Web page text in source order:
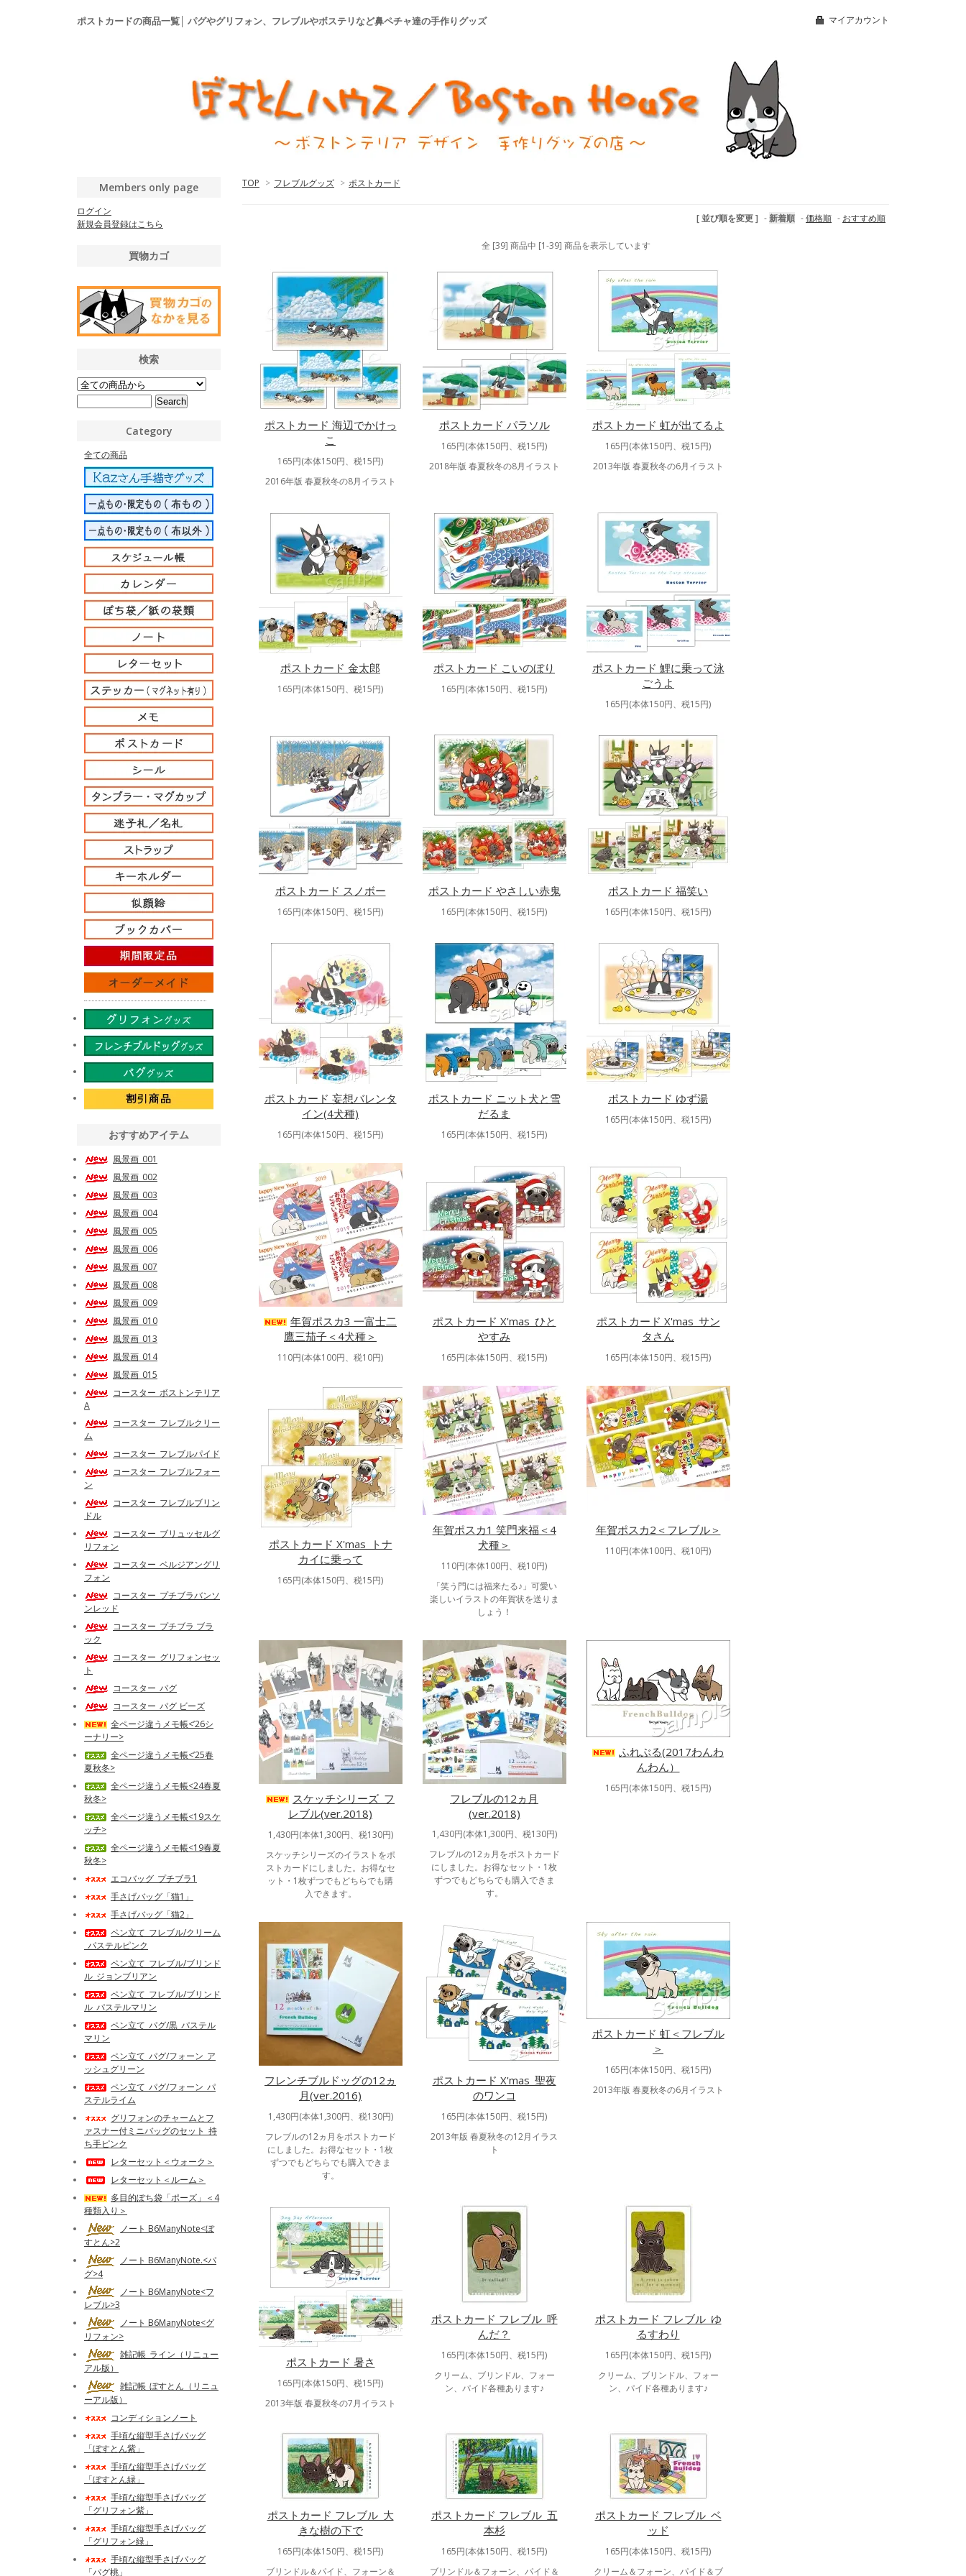
マイアカウント
ポストカードの商品一覧│ パグやグリフォン、フレブルやボステリなど鼻ペチャ達の手作りグッズ
TOP > フレブルグッズ > ポストカード
[ 並び順を変更 ] -新着順 -価格順 - おすすめ順
全 [39] 商品中 [1-39] 商品を表示しています
ポストカード 海辺でかけっ
こ
165円(本体150円、税15円)
2016年版 春夏秋冬の8月イラスト
ポストカード パラソル
165円(本体150円、税15円)
2018年版 春夏秋冬の8月イラスト
ポストカード 虹が出てるよ
165円(本体150円、税15円)
2013年版 春夏秋冬の6月イラスト
ポストカード 金太郎
165円(本体150円、税15円)
ポストカード こいのぼり
165円(本体150円、税15円)
ポストカード 鯉に乗って泳
ごうよ
165円(本体150円、税15円)
ポストカード スノボー
165円(本体150円、税15円)
ポストカード やさしい赤鬼
165円(本体150円、税15円)
ポストカード 福笑い
165円(本体150円、税15円)
ポストカード 妄想バレンタ
イン(4犬種)
165円(本体150円、税15円)
ポストカード ニット犬と雪
だるま
165円(本体150円、税15円)
ポストカード ゆず湯
165円(本体150円、税15円)
年賀ポスカ3 一富士二
鷹三茄子＜4犬種＞
110円(本体100円、税10円)
ポストカード X'mas_ひと
やすみ
165円(本体150円、税15円)
ポストカード X'mas_サン
タさん
165円(本体150円、税15円)
ポストカード X'mas_トナ
カイに乗って
165円(本体150円、税15円)
年賀ポスカ1 笑門来福＜4
犬種＞
110円(本体100円、税10円)
「笑う門には福来たる♪」可愛い
楽しいイラストの年賀状を送りま
しょう！
年賀ポスカ2＜フレブル＞
110円(本体100円、税10円)
スケッチシリーズ_フ
レブル(ver.2018)
1,430円(本体1,300円、税130円)
スケッチシリーズのイラストをポ
ストカードにしました。お得なセ
ット・1枚ずつでもどちらでも購
入できます。
フレブルの12ヵ月
(ver.2018)
1,430円(本体1,300円、税130円)
フレブルの12ヵ月をポストカード
にしました。お得なセット・1枚
ずつでもどちらでも購入できま
す。
ふれぶる(2017わんわ
んわん）
165円(本体150円、税15円)
フレンチブルドッグの12ヵ
月(ver.2016)
1,430円(本体1,300円、税130円)
フレブルの12ヵ月をポストカード
にしました。お得なセット・1枚
ずつでもどちらでも購入できま
す。
ポストカード X'mas_聖夜
のワンコ
165円(本体150円、税15円)
2013年版 春夏秋冬の12月イラス
ト
ポストカード 虹＜フレブル
＞
165円(本体150円、税15円)
2013年版 春夏秋冬の6月イラスト
ポストカード 暑さ
165円(本体150円、税15円)
2013年版 春夏秋冬の7月イラスト
ポストカード フレブル_呼
んだ？
165円(本体150円、税15円)
クリーム、ブリンドル、フォー
ン、パイド各種あります♪
ポストカード フレブル_ゆ
るすわり
165円(本体150円、税15円)
クリーム、ブリンドル、フォー
ン、パイド各種あります♪
ポストカード フレブル_大
きな樹の下で
165円(本体150円、税15円)
ブリンドル＆パイド、フォーン＆
ポストカード フレブル_五
本杉
165円(本体150円、税15円)
ブリンドル＆フォーン、パイド＆
ポストカード フレブル_ベ
ッド
165円(本体150円、税15円)
クリーム＆フォーン、パイド＆ブ
Members only page
ログイン
新規会員登録はこちら
買物カゴ
検索
Category
全ての商品
おすすめアイテム
風景画_001
風景画_002
風景画_003
風景画_004
風景画_005
風景画_006
風景画_007
風景画_008
風景画_009
風景画_010
風景画_013
風景画_014
風景画_015
コースター_ボストンテリア
A
コースター_フレブルクリー
ム
コースター_フレブルパイド
コースター_フレブルフォー
ン
コースター_フレブルブリン
ドル
コースター_ブリュッセルグ
リフォン
コースター_ベルジアングリ
フォン
コースター_プチブラバンソ
ンレッド
コースター_プチブラ ブラ
ック
コースター_グリフォンセッ
ト
コースター_パグ
コースター_パグ ビーズ
全ページ違うメモ帳<’26シ
ーナリー>
全ページ違うメモ帳<’25春
夏秋冬>
全ページ違うメモ帳<24春夏
秋冬>
全ページ違うメモ帳<19スケ
ッチ>
全ページ違うメモ帳<19春夏
秋冬>
エコバッグ_プチブラ1
手さげバッグ「猫1」
手さげバッグ「猫2」
ペン立て_フレブル/クリーム
_パステルピンク
ペン立て_フレブル/ブリンド
ル_ジョンブリアン
ペン立て_フレブル/ブリンド
ル_パステルマリン
ペン立て_パグ/黒_パステル
マリン
ペン立て_パグ/フォーン_ア
ッシュグリーン
ペン立て_パグ/フォーン_パ
ステルライム
グリフォンのチャームとフ
ァスナー付ミニバッグのセット_持
ち手ピンク
レターセット＜ウォーク＞
レターセット＜ルーム＞
多目的ぽち袋「ポーズ」＜4
種類入り＞
ノート B6ManyNote<ぼ
すとん>2
ノート B6ManyNote.<パ
グ>4
ノート B6ManyNote<フ
レブル>3
ノート B6ManyNote<グ
リフォン>
雑記帳_ライン（リニュー
アル版）
雑記帳_ぼすとん（リニュ
ーアル版）
コンディションノート
手頃な縦型手さげバッグ
「ぼすとん紫」
手頃な縦型手さげバッグ
「ぼすとん緑」
手頃な縦型手さげバッグ
「グリフォン紫」
手頃な縦型手さげバッグ
「グリフォン緑」
手頃な縦型手さげバッグ
「パグ桃」